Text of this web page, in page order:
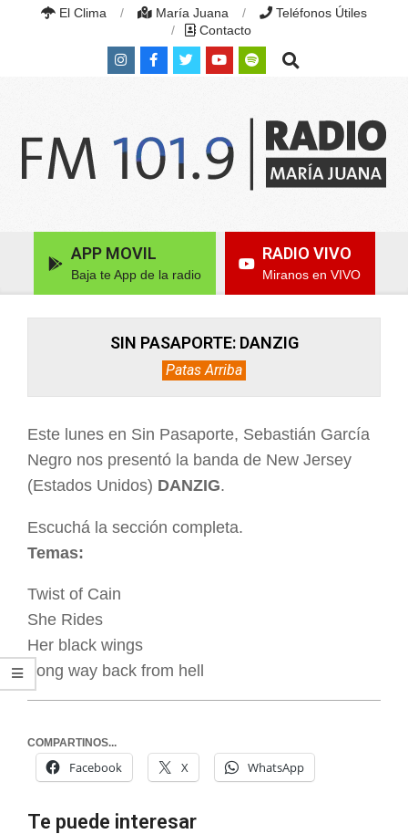
El Clima María Juana
Teléfonos Útiles
Contacto
Search
JUANA
FM
Navigation APP MOVIL
Baja te App de la radio
RADIO VIVO
Miranos en VIVO
SIN PASAPORTE: DANZIG
Patas Arriba
Este lunes en Sin Pasaporte, Sebastián García
Negro nos presentó la banda de New Jersey
(Estados Unidos) DANZIG.
Escuchá la sección completa.
Temas:
Twist of Cain
She Rides
Her black wings
Long way back from hell
COMPARTINOS...
Facebook X WhatsApp
Te puede interesar